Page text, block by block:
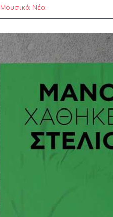
Μουσικά Νέα